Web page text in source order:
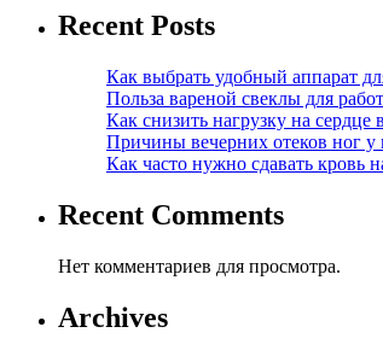
Recent Posts
Как выбрать удобный аппарат
Польза вареной свеклы для
Как снизить нагрузку на сердце
Причины вечерних отеков ног
Как часто нужно сдавать кровь
Recent Comments
Нет комментариев для просмотра.
Archives